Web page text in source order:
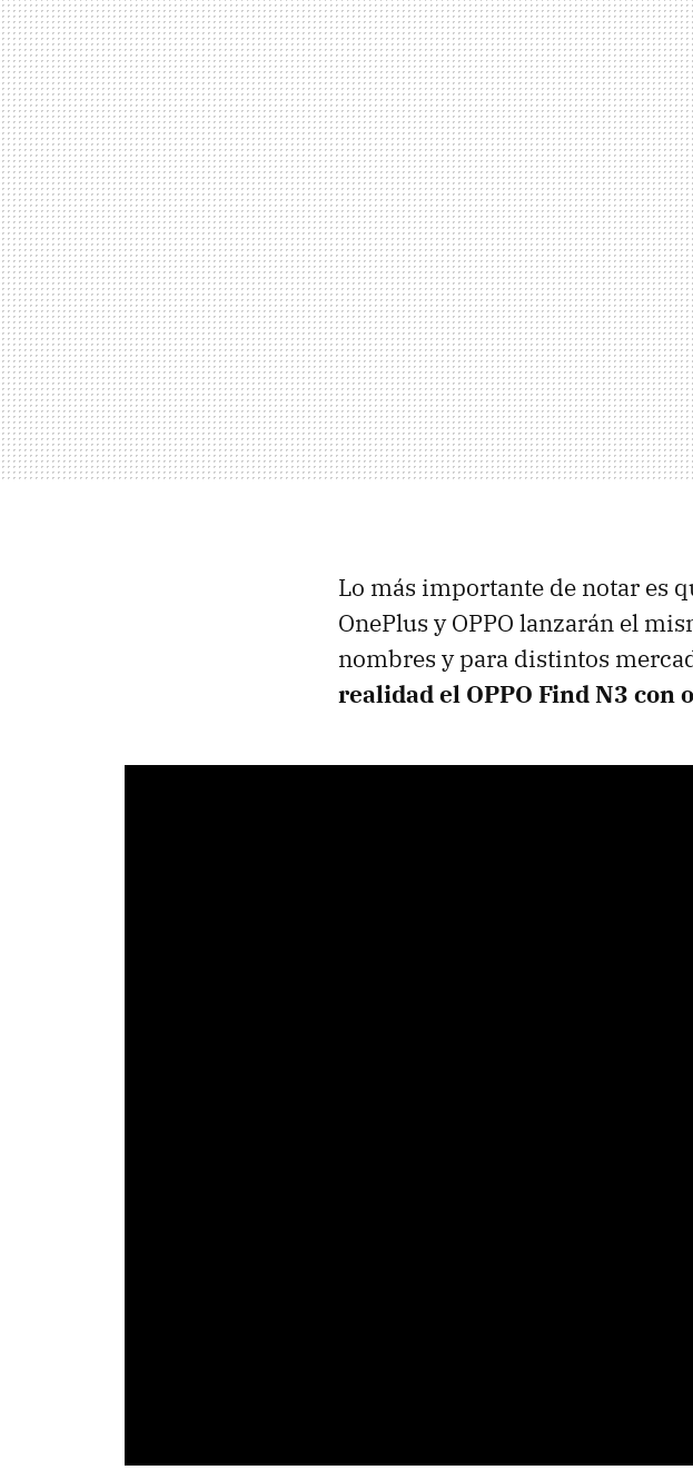
Lo más importante de notar es
OnePlus y OPPO lanzarán el
nombres y para distintos
realidad el OPPO Find N3 con